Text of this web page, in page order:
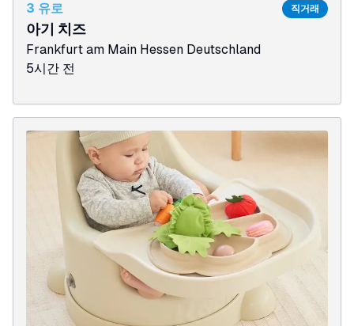
3 유로
직거래
아기 치즈
Frankfurt am Main Hessen Deutschland
5시간 전